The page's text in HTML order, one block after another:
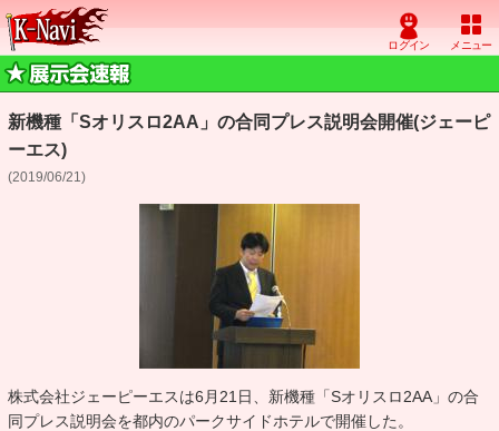
新機種「Sオリスロ2AA」の合同プレス説明会開催(ジェーピ
ーエス)
(2019/06/21)
株式会社ジェーピーエスは6月21日、新機種「Sオリスロ2AA」の合
同プレス説明会を都内のパークサイドホテルで開催した。